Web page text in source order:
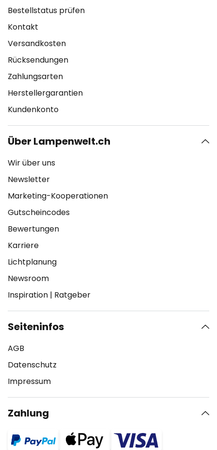
Bestellstatus prüfen
Kontakt
Versandkosten
Rücksendungen
Zahlungsarten
Herstellergarantien
Kundenkonto
Über Lampenwelt.ch
Wir über uns
Newsletter
Marketing-Kooperationen
Gutscheincodes
Bewertungen
Karriere
Lichtplanung
Newsroom
Inspiration | Ratgeber
Seiteninfos
AGB
Datenschutz
Impressum
Zahlung